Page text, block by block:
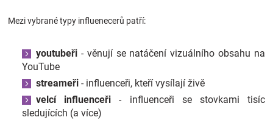
Přihlášení
Mezi vybrané typy influenecerů patří:
youtubeři - věnují se natáčení vizuálního obsahu na
YouTube
streameři - influenceři, kteří vysílají živě
velcí influenceři - influenceři se stovkami tisíc
sledujících (a více)